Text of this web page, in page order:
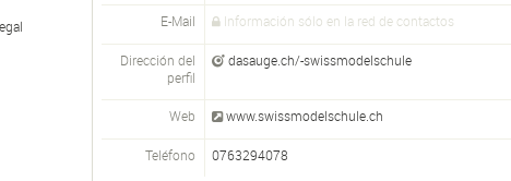
E-Mail Información sólo en la red de contactos
Dirección del
perfil
dasauge.ch/-swissmodelschule
Web www.swissmodelschule.ch
Teléfono 0763294078